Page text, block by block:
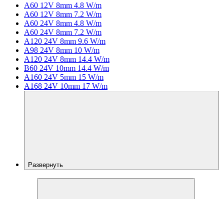
A60 12V 8mm 4.8 W/m
A60 12V 8mm 7.2 W/m
A60 24V 8mm 4.8 W/m
A60 24V 8mm 7.2 W/m
A120 24V 8mm 9.6 W/m
A98 24V 8mm 10 W/m
A120 24V 8mm 14.4 W/m
B60 24V 10mm 14.4 W/m
A160 24V 5mm 15 W/m
A168 24V 10mm 17 W/m
Развернуть